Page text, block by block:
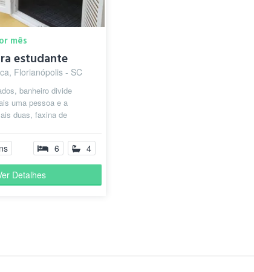
mês
estudante
Florianópolis - SC
banheiro divide
uma pessoa e a
duas, faxina de
6 4
Detalhes